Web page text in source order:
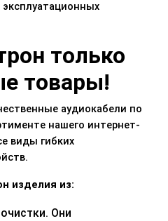
эксплуатационных
только
товары!
аудиокабели по
нашего интернет-
виды гибких
изделия из:
Они